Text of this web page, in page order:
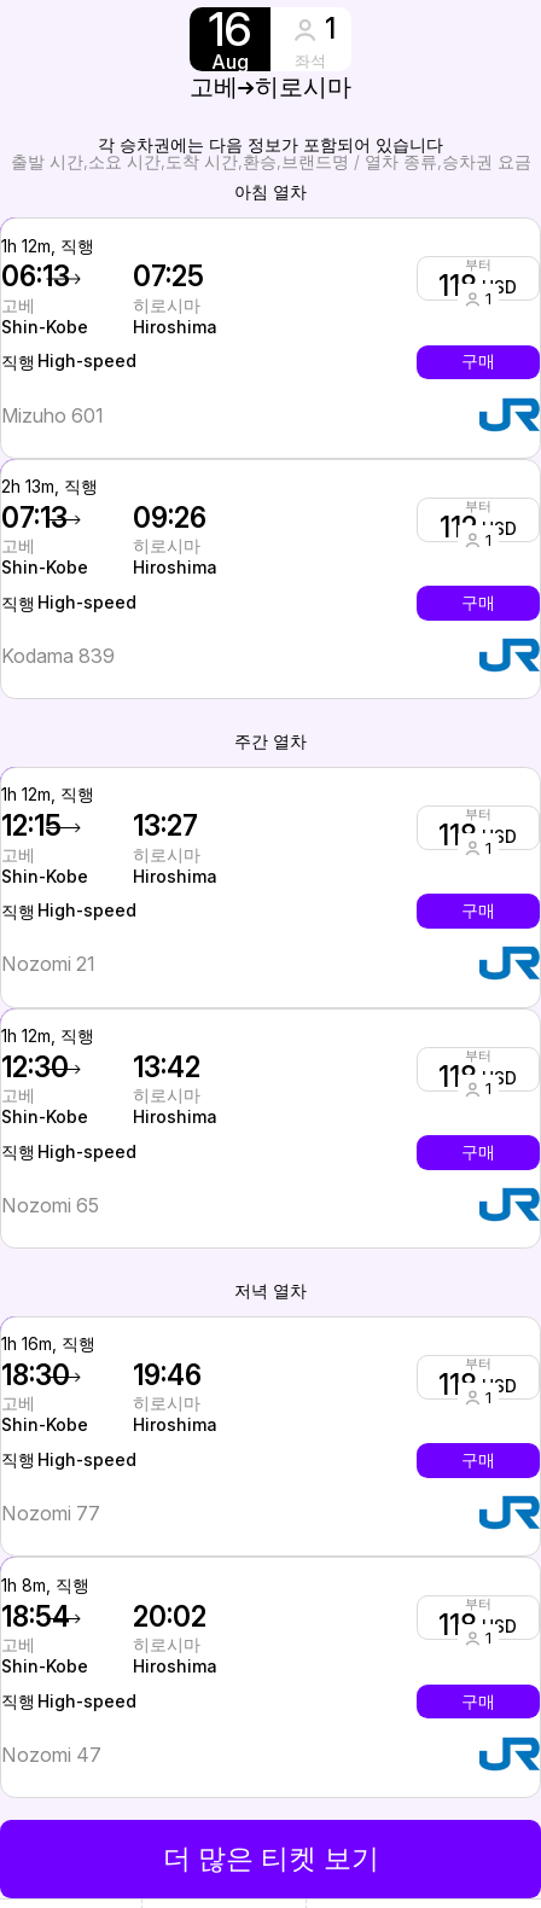
16
Aug
1
좌석
고베 히로시마
각 승차권에는 다음 정보가 포함되어 있습니다
출발 시간 소요 시간 도착 시간 환승 브랜드명 / 열차 종류 승차권 요금
아침 열차
1h 12m, 직행
06:13
고베
Shin-Kobe
07:25
히로시마
Hiroshima
부터
118 USD
1
직행 High-speed 구매
Mizuho 601
2h 13m, 직행
07:13
고베
Shin-Kobe
09:26
히로시마
Hiroshima
부터
112 USD
1
직행 High-speed 구매
Kodama 839
주간 열차
1h 12m, 직행
12:15
고베
Shin-Kobe
13:27
히로시마
Hiroshima
부터
118 USD
1
직행 High-speed 구매
Nozomi 21
1h 12m, 직행
12:30
고베
Shin-Kobe
13:42
히로시마
Hiroshima
부터
118 USD
1
직행 High-speed 구매
Nozomi 65
저녁 열차
1h 16m, 직행
18:30
고베
Shin-Kobe
19:46
히로시마
Hiroshima
부터
118 USD
1
직행 High-speed 구매
Nozomi 77
1h 8m, 직행
18:54
고베
Shin-Kobe
20:02
히로시마
Hiroshima
부터
118 USD
1
직행 High-speed 구매
Nozomi 47
더 많은 티켓 보기